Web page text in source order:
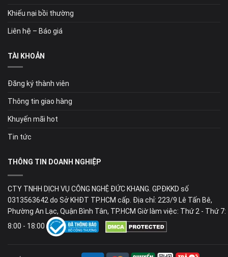
Khiếu nại bồi thường
Liên hệ – Báo giá
TÀI KHOẢN
Đăng ký thành viên
Thông tin giao hàng
Khuyến mãi hot
Tin tức
THÔNG TIN DOANH NGHIỆP
CTY TNHH DỊCH VỤ CÔNG NGHỆ ĐỨC KHANG. GPĐKKD số
0313563642 do Sở KHĐT TP.HCM cấp. Địa chỉ: 223/9 Lê Tấn Bê,
Phường An Lạc, Quận Bình Tân, TP.HCM Giờ làm việc: Thứ 2 - Thứ 7:
8:00 - 18:00